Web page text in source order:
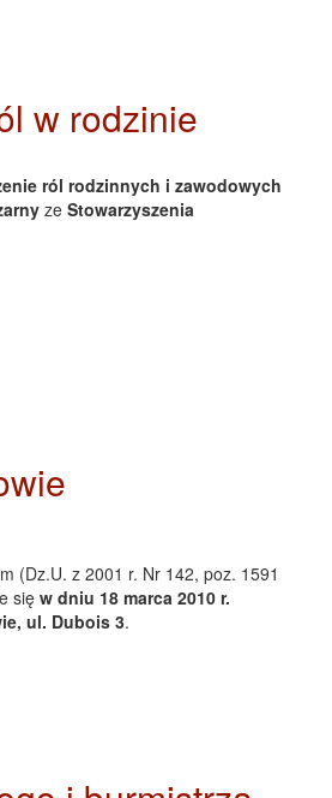
w rodzinie
ról rodzinnych i zawodowych
ze Stowarzyszenia
(Dz.U. z 2001 r. Nr 142, poz. 1591
sięw dniu 18 marca 2010 r.
ul. Dubois 3.